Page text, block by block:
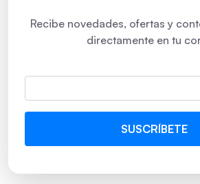
Recibe novedades, ofertas y
directamente en tu